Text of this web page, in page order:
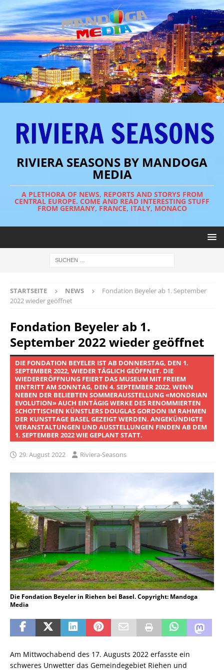
RIVIERA SEASONS BY MANDOGA
MEDIA
A PLETHORA OF NEWS, REPORTS AND STORYS FROM
CENTRAL EUROPE. COME AND READ INTERESTING STUFF
FROM GERMANY, FRANCE, ITALY, MONACO
STARTSEITE NEWS
Fondation Beyeler ab 1. September
2022 wieder geöffnet
Fondation Beyeler ab 1.
September 2022 wieder geöffnet
DIE FONDATION BEYELER IST AB DONNERSTAG, DEN 1.
SEPTEMBER 2022, WIEDER TÄGLICH GEÖFFNET. DIE
WIEDERERÖFFNUNG FEIERT DAS MUSEUM MIT FREIEM
EINTRITT AM SONNTAG, DEN 4. SEPTEMBER 2022, WENN
NEBEN DER BELIEBTEN SOMMERAUSSTELLUNG «MONDRIAN
EVOLUTION» AUCH EINTÄGIG WERKE DES RENOMMIERTEN
SCHOTTISCHEN KÜNSTLERS DOUGLAS GORDON IM RAHMEN
DER KUNSTTAGE BASEL GEZEIGT WERDEN. ANGEKÜNDIGTE
VERANSTALTUNGEN UND AUSSTELLUNGEN FINDEN AB DEM
1. SEPTEMBER 2022 WIE GEPLANT STATT.
29. August 2022 Riviera-Seasons
Die Fondation Beyeler in Riehen bei Basel. Copyright: Mandoga
Media
Am Mittwochabend des 17. Augusts 2022 erfasste ein
schweres Unwetter das Gemeindegebiet Riehen und